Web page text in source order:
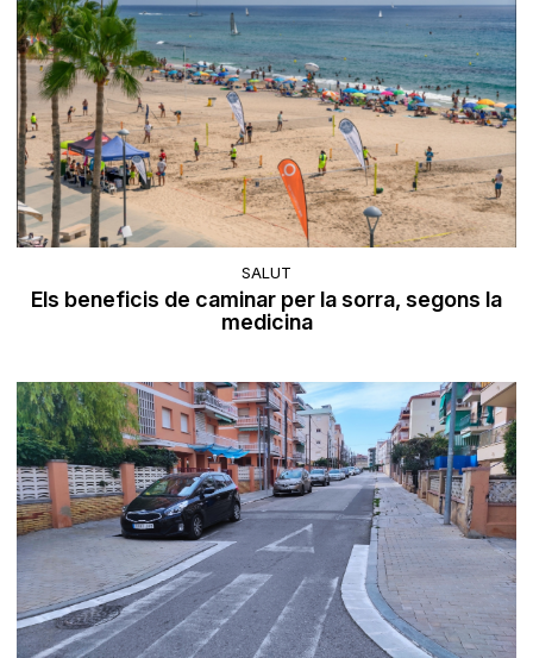
SALUT
Els beneficis de caminar per la sorra, segons la
medicina